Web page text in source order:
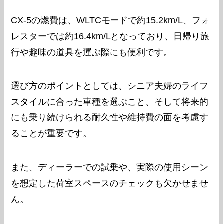
CX-5の燃費は、WLTCモードで約15.2km/L、フォ
レスターでは約16.4km/Lとなっており、日帰り旅
行や趣味の道具を運ぶ際にも便利です。
選び方のポイントとしては、シニア夫婦のライフ
スタイルに合った車種を選ぶこと、そして将来的
にも乗り続けられる耐久性や維持費の面を考慮す
ることが重要です。
また、ディーラーでの試乗や、実際の使用シーン
を想定した荷室スペースのチェックも欠かせませ
ん。